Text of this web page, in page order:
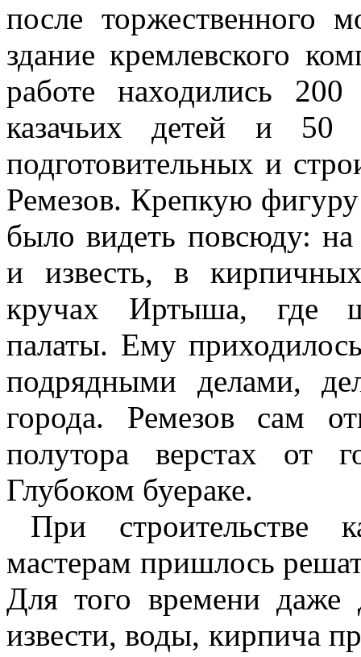
после торжественного
здание кремлевского
работе находились
казачьих детей и 50
подготовительных и
Ремезов. Крепкую
было видеть повсюду: на
и известь, в
кручах Иртыша, где
палаты. Ему
подрядными делами,
города. Ремезов сам
полутора верстах от
Глубоком буераке.
При строительстве
мастерам пришлось
Для того времени даже
извести, воды, кирпича